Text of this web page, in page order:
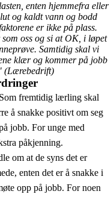
enten hjemmefra eller
og kaldt vann og bodd
er ikke på plass.
oss og si at OK, i løpet
Samtidig skal vi
klær og kommer på jobb
(Lærebedrift)
fremtidig lærling skal
å snakke positivt om seg
jobb. For unge med
påkjenning.
om at de syns det er
enten det er å snakke i
opp på jobb. For noen